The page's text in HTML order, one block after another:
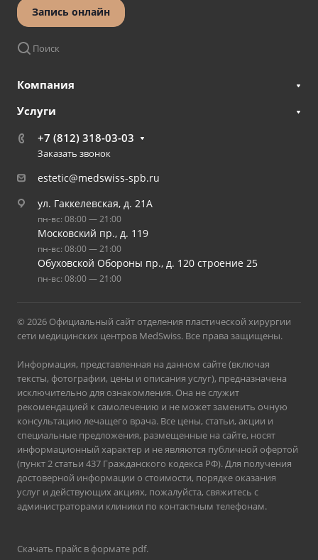
Запись онлайн
Поиск
Компания
Услуги
+7 (812) 318-03-03
Заказать звонок
estetic@medswiss-spb.ru
ул. Гаккелевская, д. 21А
пн-вс: 08:00 — 21:00
Московский пр., д. 119
пн-вс: 08:00 — 21:00
Обуховской Обороны пр., д. 120 строение 25
пн-вс: 08:00 — 21:00
© 2026 Официальный сайт отделения пластической хирургии
сети медицинских центров MedSwiss. Все права защищены.
Информация, представленная на данном сайте (включая
тексты, фотографии, цены и описания услуг), предназначена
исключительно для ознакомления. Она не служит
рекомендацией к самолечению и не может заменить очную
консультацию лечащего врача. Все цены, статьи, акции и
специальные предложения, размещенные на сайте, носят
информационный характер и не являются публичной офертой
(пункт 2 статьи 437 Гражданского кодекса РФ). Для получения
достоверной информации о стоимости, порядке оказания
услуг и действующих акциях, пожалуйста, свяжитесь с
администраторами клиники по контактным телефонам.
Скачать прайс в формате pdf.